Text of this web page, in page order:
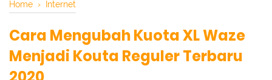
Home › Internet
Cara Mengubah Kuota XL Waze
Menjadi Kouta Reguler Terbaru